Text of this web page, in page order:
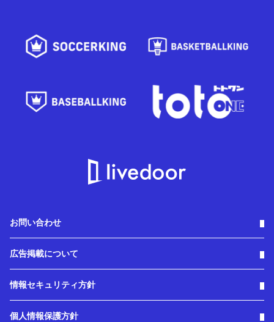
お問い合わせ
広告掲載について
情報セキュリティ方針
個人情報保護方針